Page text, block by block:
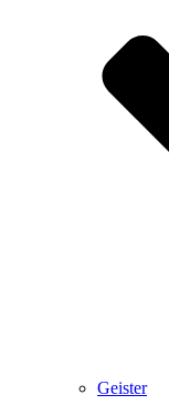
Geister